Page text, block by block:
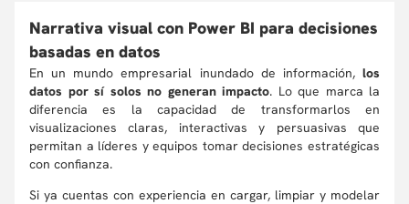
Narrativa visual con Power BI para decisiones
basadas en datos
En un mundo empresarial inundado de información, los
datos por sí solos no generan impacto. Lo que marca la
diferencia es la capacidad de transformarlos en
visualizaciones claras, interactivas y persuasivas que
permitan a líderes y equipos tomar decisiones estratégicas
con confianza.
Si ya cuentas con experiencia en cargar, limpiar y modelar